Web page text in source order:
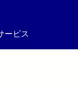
ービス